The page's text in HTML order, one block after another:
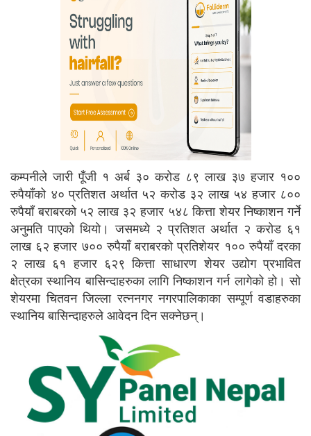
कम्पनीले जारी पूँजी १ अर्ब ३० करोड ८९ लाख ३७ हजार १००
रुपैयाँको ४० प्रतिशत अर्थात ५२ करोड ३२ लाख ५४ हजार ८००
रुपैयाँ बराबरको ५२ लाख ३२ हजार ५४८ कित्ता शेयर निष्काशन गर्ने
अनुमति पाएको थियो। जसमध्ये २ प्रतिशत अर्थात २ करोड ६१
लाख ६२ हजार ७०० रुपैयाँ बराबरको प्रतिशेयर १०० रुपैयाँ दरका
२ लाख ६१ हजार ६२९ कित्ता साधारण शेयर उद्योग प्रभावित
क्षेत्रका स्थानिय बासिन्दाहरुका लागि निष्काशन गर्न लागेको हो। सो
शेयरमा चितवन जिल्ला रत्ननगर नगरपालिकाका सम्पूर्ण वडाहरुका
स्थानिय बासिन्दाहरुले आवेदन दिन सक्नेछन्।